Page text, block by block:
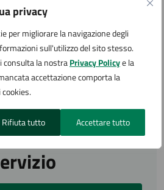
privacy
per migliorare la navigazione degli
sull'utilizzo del sito stesso.
consulta la nostraPrivacy Policye la
accettazione comporta la
Rifiuta tutto Accettare tutto
vigente (ove dovuto)
vari Enti coinvolti (se
ai costi e alla modalità di
Pagamenti per le Attività